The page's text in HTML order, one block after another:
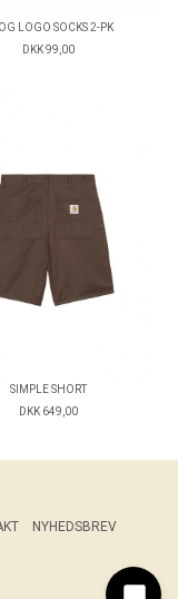
LOGO SOCKS 2-PK
DKK 99,00
SIMPLE SHORT
DKK 649,00
NYHEDSBREV